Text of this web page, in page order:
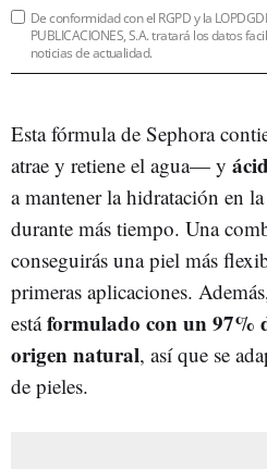
De conformidad con el RGPD y la
PUBLICACIONES, S.A. tratará los datos
noticias de actualidad.
Esta fórmula de Sephora
atrae y retiene el agua— y
a mantener la hidratación en
durante más tiempo. Una
conseguirás una piel más
primeras aplicaciones.
estáformulado con un 97%
origen natural, así que se
de pieles.